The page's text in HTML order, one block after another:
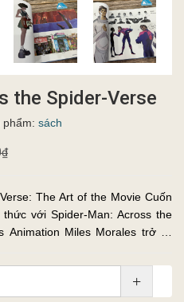
the Spider-Verse
phẩm: sách
The Art of the Movie Cuốn
với Spider-Man: Across the
Animation Miles Morales trở lại
+